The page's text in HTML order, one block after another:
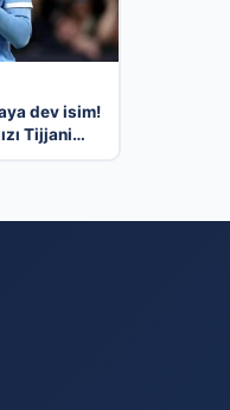
dev isim!
Tijjani